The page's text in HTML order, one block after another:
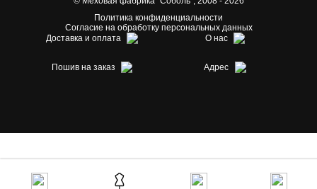
Политика конфиденциальности
Согласие на обработку персональных данных
Доставка и оплата
О нас
Пошив на заказ Адрес